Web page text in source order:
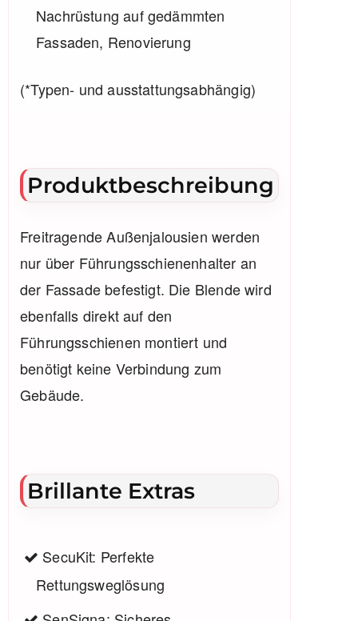
Nachrüstung auf gedämmten
Fassaden, Renovierung
(*Typen- und ausstattungsabhängig)
Produktbeschreibung
Freitragende Außenjalousien werden
nur über Führungsschienenhalter an
der Fassade befestigt. Die Blende wird
ebenfalls direkt auf den
Führungsschienen montiert und
benötigt keine Verbindung zum
Gebäude.
Brillante Extras
SecuKit: Perfekte
Rettungsweglösung